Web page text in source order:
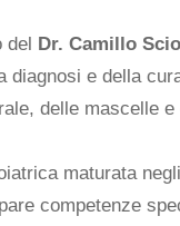
del Dr. Camillo
diagnosi e della
delle mascelle
maturata
competenze